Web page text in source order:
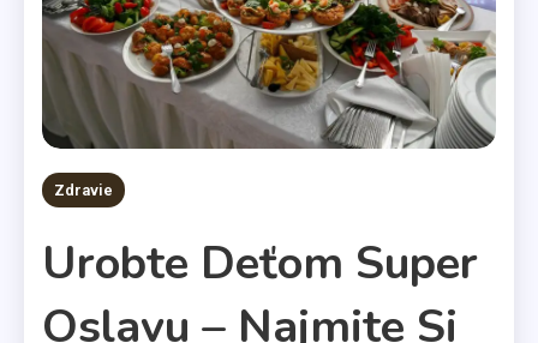
Zdravie
Urobte Deťom Super
Oslavu – Najmite Si